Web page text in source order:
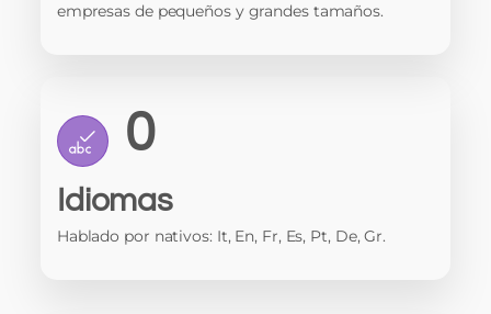
empresas de pequeños y grandes tamaños.
0
Idiomas
Hablado por nativos: It, En, Fr, Es, Pt, De, Gr.